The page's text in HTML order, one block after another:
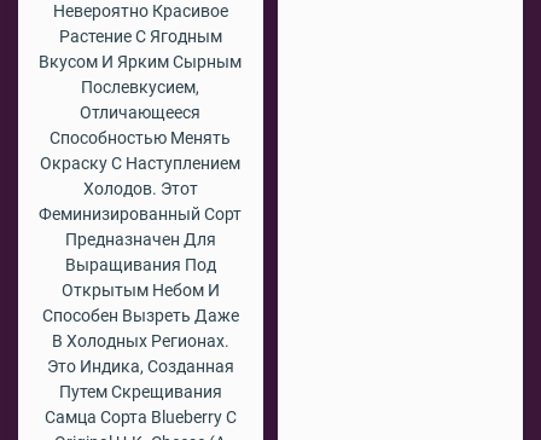
Невероятно Красивое
Растение С Ягодным
Вкусом И Ярким Сырным
Послевкусием,
Отличающееся
Способностью Менять
Окраску С Наступлением
Холодов. Этот
Феминизированный Сорт
Предназначен Для
Выращивания Под
Открытым Небом И
Способен Вызреть Даже
В Холодных Регионах.
Это Индика, Созданная
Путем Скрещивания
Самца Сорта Blueberry С